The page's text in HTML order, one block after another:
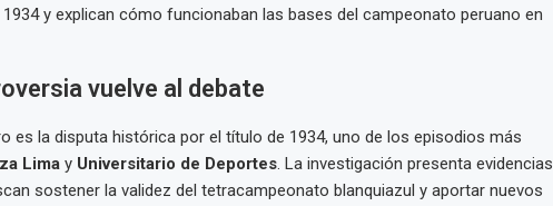
y explican cómo funcionaban las bases del campeonato peruano en
vuelve al debate
es la disputa histórica por el título de 1934, uno de los episodios más
Limay Universitario de Deportes. La investigación presenta evidencias
sostener la validez del tetracampeonato blanquiazul y aportar nuevos